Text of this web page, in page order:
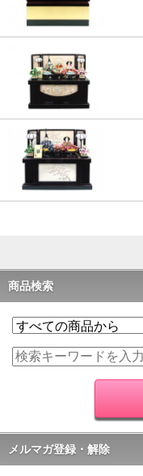
商品検索
メルマガ登録・解除